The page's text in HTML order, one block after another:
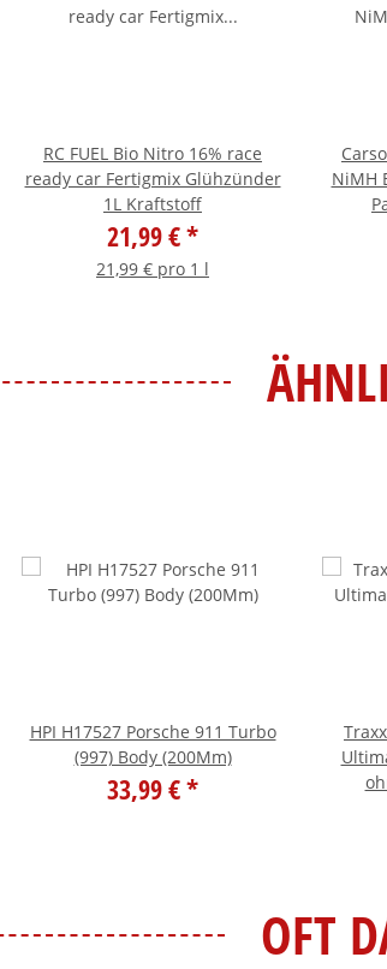
RC FUEL Bio Nitro 16% race
ready car Fertigmix Glühzünder
1L Kraftstoff
21,99 €*
21,99 € pro 1 l
NiMH
HPI H17527 Porsche 911 Turbo
(997) Body (200Mm)
33,99 €*
OFT